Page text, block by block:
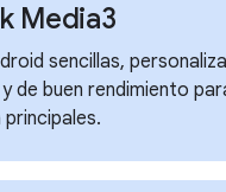
Media3
sencillas,
de buen rendimiento